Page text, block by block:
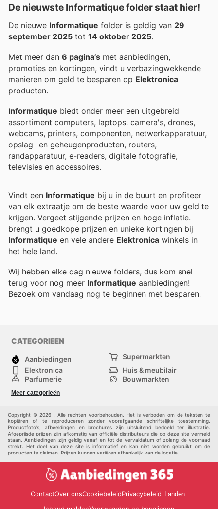
De nieuwste Informatique folder staat hier!
De nieuwe Informatique folder is geldig van 29
september 2025 tot 14 oktober 2025.
Met meer dan 6 pagina’s met aanbiedingen,
promoties en kortingen, vindt u verbazingwekkende
manieren om geld te besparen op Elektronica
producten.
Informatique biedt onder meer een uitgebreid
assortiment computers, laptops, camera's, drones,
webcams, printers, componenten, netwerkapparatuur,
opslag- en geheugenproducten, routers,
randapparatuur, e-readers, digitale fotografie,
televisies en accessoires.
Vindt een Informatique bij u in de buurt en profiteer
van elk extraatje om de beste waarde voor uw geld te
krijgen. Vergeet stijgende prijzen en hoge inflatie.
brengt u goedkope prijzen en unieke kortingen bij
Informatique en vele andere Elektronica winkels in
het hele land.
Wij hebben elke dag nieuwe folders, dus kom snel
terug voor nog meer Informatique aanbiedingen!
Bezoek om vandaag nog te beginnen met besparen.
CATEGORIEEN
Aanbiedingen
Supermarkten
Elektronica
Huis & meubilair
Parfumerie
Bouwmarkten
Kinderen
Meer categorieën
Copyright © 2026 . Alle rechten voorbehouden. Het is verboden om de teksten te
kopiëren of te reproduceren zonder voorafgaande schriftelijke toestemming.
Productfoto's, afbeeldingen en brochures zijn uitsluitend bedoeld ter illustratie.
Afgeprijsde prijzen zijn afkomstig van officiële distributeurs die op deze site vermeld
staan. Aanbiedingen zijn geldig vanaf en tot de vervaldatum of zolang de voorraad
strekt. Het doel van deze site is informatief en kan niet worden gebruikt om de
producten te claimen. Prijzen kunnen variëren afhankelijk van de locatie.
ContactOver onsCookiebeleidPrivacybeleid Landen